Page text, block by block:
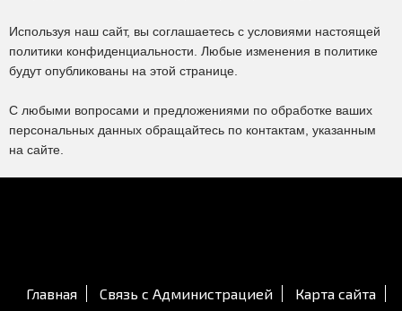
Используя наш сайт, вы соглашаетесь с условиями настоящей
политики конфиденциальности. Любые изменения в политике
будут опубликованы на этой странице.
С любыми вопросами и предложениями по обработке ваших
персональных данных обращайтесь по контактам, указанным
на сайте.
Главная Связь с Администрацией Карта сайта